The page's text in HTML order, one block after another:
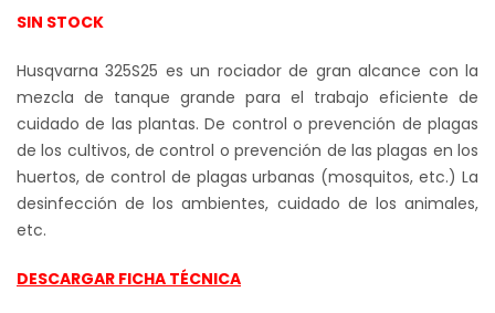
SIN STOCK
Husqvarna 325S25 es un rociador de gran alcance con la
mezcla de tanque grande para el trabajo eficiente de
cuidado de las plantas. De control o prevención de plagas
de los cultivos, de control o prevención de las plagas en los
huertos, de control de plagas urbanas (mosquitos, etc.) La
desinfección de los ambientes, cuidado de los animales,
etc.
DESCARGAR FICHA TÉCNICA